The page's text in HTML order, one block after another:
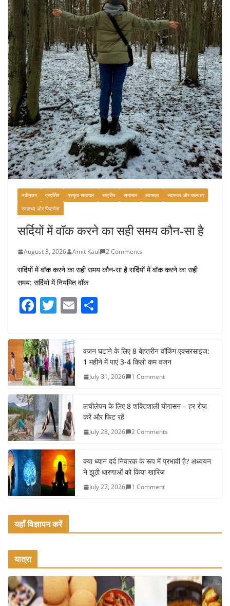
नवीनतम प्रदर्शित प्रमुख समाचार राष्ट्रीय समाचार स्वास्थ्य
स्वास्थ्य और कल्याण
स्वास्थ्य और फिटनेस
सर्दियों में वॉक करने का सही समय कौन-सा है
August 3, 2026 Amit Kaul 2 Comments
सर्दियों में वॉक करने का सही समय कौन-सा है सर्दियों में वॉक करने का सही
समय: सर्दियों में नियमित वॉक
F
c
e
b
o
o
k
T
itt
er
E
e
वजन घटाने के लिए 8 बेहतरीन वॉकिंग एक्सरसाइज:
1 महीने में पाएं 3-4 किलो कम वजन
July 31, 2026 1 Comment
लचीलेपन के लिए 8 शक्तिशाली योगासन – हर रोज़
करें और फिट रहें
July 28, 2026 2 Comments
क्या ध्यान दर्द निवारक के रूप में प्रभावी है? अध्ययन
ने झूठी धारणाओं को किया खारिज
July 27, 2026 1 Comment
यहाँ विज्ञापन करें
यात्रा